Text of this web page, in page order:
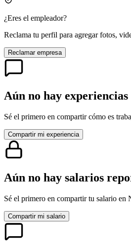
¿Eres el empleador?
Reclama tu perfil para agregar fotos,
Reclamar empresa
Aún no hay experiencias
Sé el primero en compartir cómo es
Compartir mi experiencia
Aún no hay salarios
Sé el primero en compartir tu salario en
Compartir mi salario